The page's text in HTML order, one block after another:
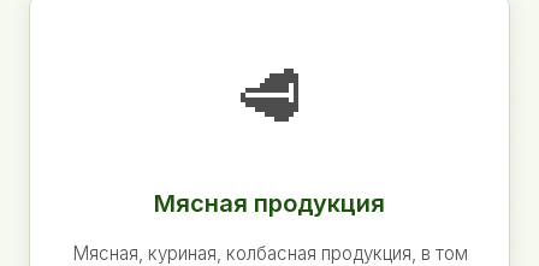
🥩
Мясная продукция
Мясная, куриная, колбасная продукция, в том